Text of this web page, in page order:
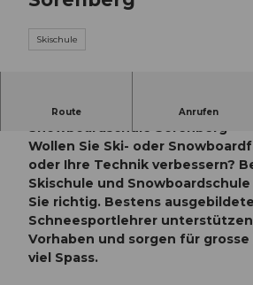
Skischule
Route Anrufen
Besuchen Sie im Winter unsere
Snowboardschule Sörenberg
Wollen Sie Ski- oder
oder Ihre Technik verbessern?
Skischule und
Sie richtig. Bestens ausgebildete
Schneesportlehrer unterstützen
Vorhaben und sorgen für
viel Spass.